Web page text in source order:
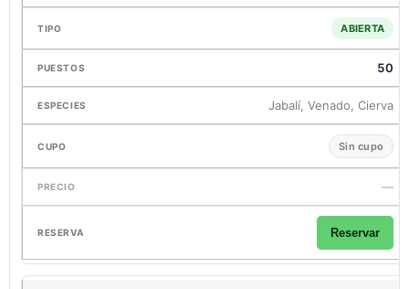
ABIERTA
50
Jabalí, Venado, Cierva
Sin cupo
—
Reservar